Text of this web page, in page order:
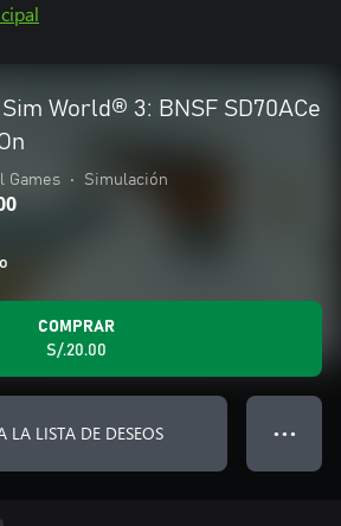
World® 3: BNSF SD70ACe
Games • Simulación
COMPRAR
S/.20.00
LA LISTA DE DESEOS ● ● ●